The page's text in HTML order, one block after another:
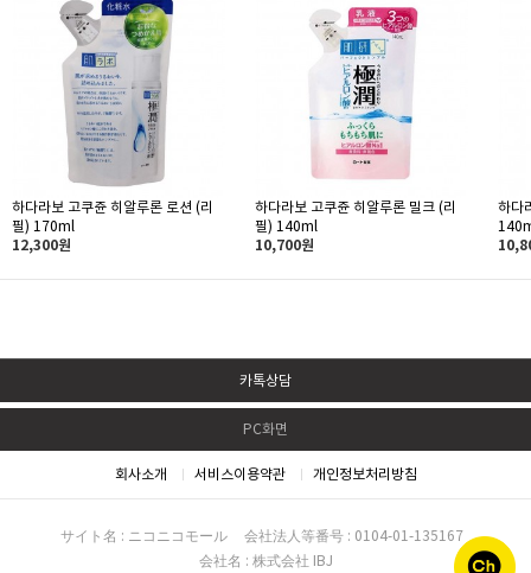
하다라보 고쿠쥰 히알루론 로션 (리
필) 170ml
12,300원
하다라보 고쿠쥰 히알루론 밀크 (리
필) 140ml
10,700원
하다
카톡상담
PC화면
회사소개 서비스이용약관 개인정보처리방침
サイト名 : ニコニコモール
会社法人等番号 : 0104-01-135167
会社名 : 株式会社 IBJ